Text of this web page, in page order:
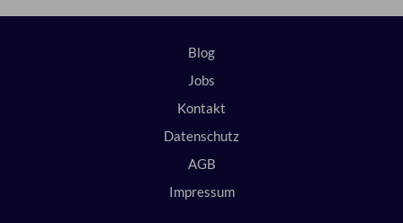
Blog
Jobs
Kontakt
Datenschutz
AGB
Impressum